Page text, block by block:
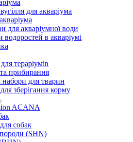
для акваріума
для акваріумної води
водоростей в акваріумі
тераріумів
прибирання
набори для тварин
зберігання корму
ACANA
собак
(SHN)